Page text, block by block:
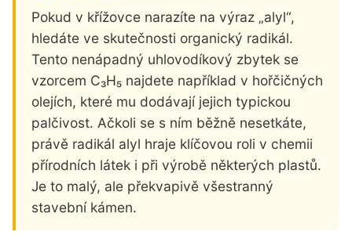
Pokud v křížovce narazíte na výraz „alyl“,
hledáte ve skutečnosti organický radikál.
Tento nenápadný uhlovodíkový zbytek se
vzorcem C₃H₅ najdete například v hořčičných
olejích, které mu dodávají jejich typickou
palčivost. Ačkoli se s ním běžně nesetkáte,
právě radikál alyl hraje klíčovou roli v chemii
přírodních látek i při výrobě některých plastů.
Je to malý, ale překvapivě všestranný
stavební kámen.